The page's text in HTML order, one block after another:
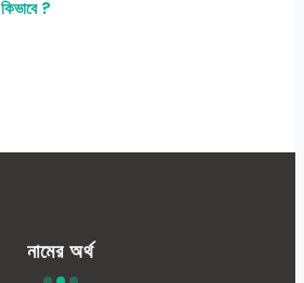
কিভাবে ?
নামের অর্থ